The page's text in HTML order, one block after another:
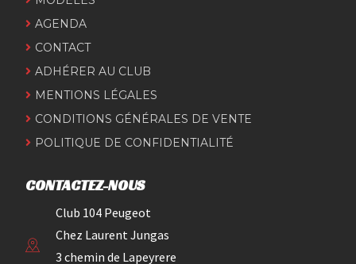
AGENDA
CONTACT
ADHÉRER AU CLUB
MENTIONS LÉGALES
CONDITIONS GÉNÉRALES DE VENTE
POLITIQUE DE CONFIDENTIALITÉ
CONTACTEZ-NOUS
Club 104 Peugeot
Chez Laurent Jungas
3 chemin de Lapeyrere